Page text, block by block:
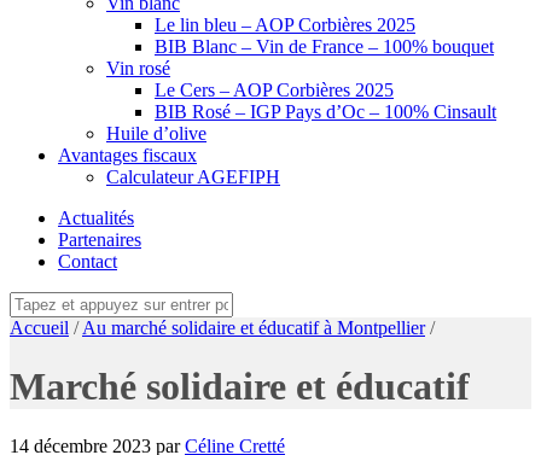
Le lin bleu – AOP Corbières 2025
BIB Blanc – Vin de France – 100% bouquet
Vin rosé
Le Cers – AOP Corbières 2025
BIB Rosé – IGP Pays d’Oc – 100% Cinsault
Huile d’olive
Avantages fiscaux
Calculateur AGEFIPH
Actualités
Partenaires
Contact
Accueil /Au marché solidaire et éducatif à Montpellier/
Marché solidaire et éducatif
14 décembre 2023 parCéline Cretté